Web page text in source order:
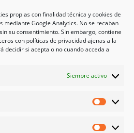
propias con finalidad técnica y cookies de
mediante Google Analytics. No se recaban
su consentimiento. Sin embargo, contiene
con políticas de privacidad ajenas a la
decidir si acepta o no cuando acceda a
Siempre activo